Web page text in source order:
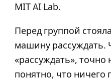
MIT AI Lab.
Перед группой
машину рассуждать.
«рассуждать»,
понятно, что ничего